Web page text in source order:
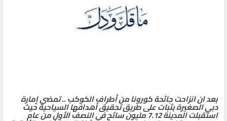
بعد ان انزاحت جائحة كورونا من أطراف الكوكب .. تمضي إمارة
دبي الصغيرة بثبات على طريق تحقيق أهدافها السياحية حيث
استقبلت المدينة 7.12 مليون سائح في النصف الأول من عام